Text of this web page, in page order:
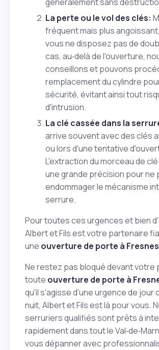
La perte ou le vol des clés:
fréquent mais plus
vous ne disposez pas de
cas, au‑delà de l'ouverture,
conseillons et pouvons
remplacement du cylindre
sécurité, évitant ainsi tout
d'intrusion.
La clé cassée dans la
arrive souvent avec des clés
ou lors d'une tentative
L'extraction du morceau de
une grande précision pour ne
endommager le mécanisme
serrure.
Pour toutes ces urgences et bien
Albert et Fils est votre partenaire
une ouverture de porte à
Ne restez pas bloqué devant votre
toute ouverture de porte à
qu'il s'agisse d'une urgence de jour
nuit, Albert et Fils est là pour vous.
serruriers qualifiés sont prêts à
rapidement dans tout le
vous dépanner avec